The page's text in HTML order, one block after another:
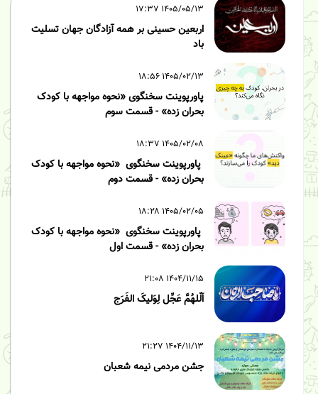
۱۴۰۵/۰۵/۱۳ ۱۷:۳۷
اربعین حسینی بر همه آزادگان جهان تسلیت
باد
۱۴۰۵/۰۲/۱۳ ۱۸:۵۶
پاورپوینت سخنگوی «نحوه مواجهه با کودک
بحران زده» - قسمت سوم
۱۴۰۵/۰۲/۰۸ ۱۸:۳۷
پاورپوینت سخنگوی «نحوه مواجهه با کودک
بحران زده» - قسمت دوم
۱۴۰۵/۰۲/۰۵ ۱۸:۲۸
پاورپوینت سخنگوی «نحوه مواجهه با کودک
بحران زده» - قسمت اول
۱۴۰۴/۱۱/۱۵ ۲۱:۰۸
اَلّلهُمَّ عَجِّل لِوَلیکَ الفَرَج
۱۴۰۴/۱۱/۱۳ ۲۱:۲۷
جشن مردمی نیمه شعبان